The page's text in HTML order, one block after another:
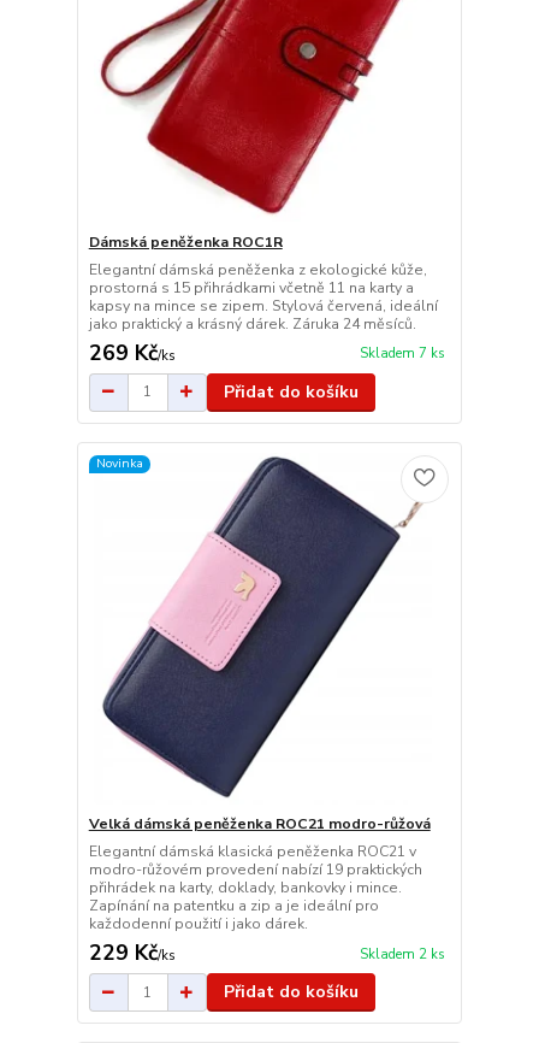
Dámská peněženka ROC1R
Elegantní dámská peněženka z ekologické kůže,
prostorná s 15 přihrádkami včetně 11 na karty a
kapsy na mince se zipem. Stylová červená, ideální
jako praktický a krásný dárek. Záruka 24 měsíců.
269 Kč/ks Skladem 7 ks
Přidat do košíku
Novinka
Velká dámská peněženka ROC21 modro-růžová
Elegantní dámská klasická peněženka ROC21 v
modro-růžovém provedení nabízí 19 praktických
přihrádek na karty, doklady, bankovky i mince.
Zapínání na patentku a zip a je ideální pro
každodenní použití i jako dárek.
229 Kč/ks Skladem 2 ks
Přidat do košíku